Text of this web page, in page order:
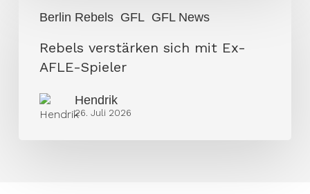
Berlin Rebels GFL GFL News
verstärken
AFLE-
Rebels verstärken sich mit Ex-
AFLE-Spieler
Hendrik
26. Juli 2026